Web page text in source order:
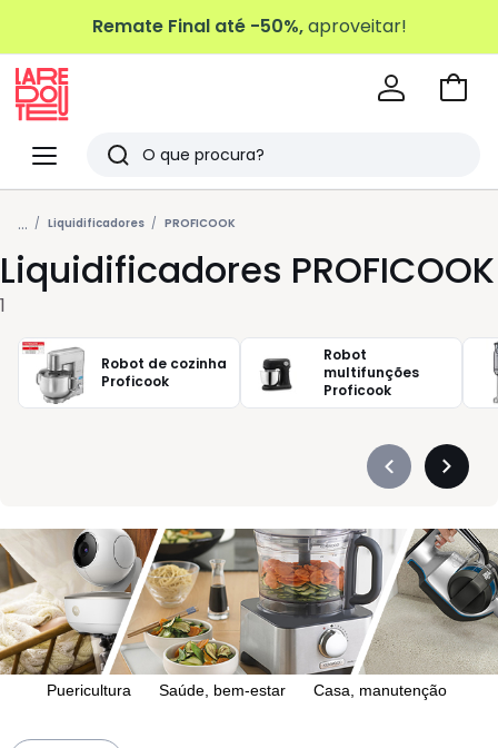
Remate Final até -50%,aproveitar!
Menu
Redoute
Pesquisar
Últimos
artigos
vistos
Ir
... Liquidificadores PROFICOOK
Liquidificadores PROFICOOK
1
Robot de cozinha
Proficook
Robot
multifunções
Proficook
Précédent
à
gauche
à
droite
Puericultura Saúde, bem-estar Casa, manutenção